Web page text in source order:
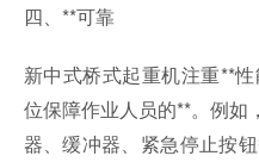
四、**可靠
新中式桥式起重机注重**
位保障作业人员的**。例如
器、缓冲器、紧急停止按